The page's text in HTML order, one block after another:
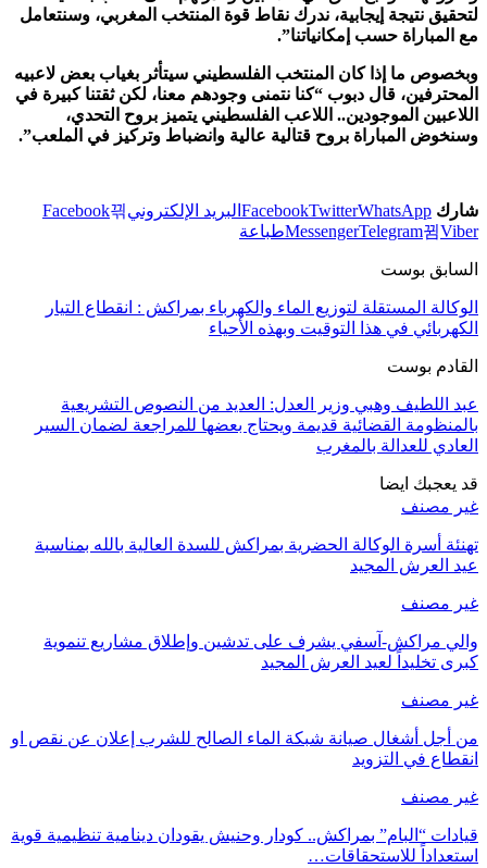
لتحقيق نتيجة إيجابية، ندرك نقاط قوة المنتخب المغربي، وسنتعامل
مع المباراة حسب إمكانياتنا”.
وبخصوص ما إذا كان المنتخب الفلسطيني سيتأثر بغياب بعض لاعبيه
المحترفين، قال دبوب “كنا نتمنى وجودهم معنا، لكن ثقتنا كبيرة في
اللاعبين الموجودين.. اللاعب الفلسطيني يتميز بروح التحدي،
وسنخوض المباراة بروح قتالية عالية وانضباط وتركيز في الملعب”.
شارك FacebookTwitterWhatsApp البريد الإلكتروني
Facebook
MessengerTelegram Viber طباعة
السابق بوست
الوكالة المستقلة لتوزيع الماء والكهرباء بمراكش : انقطاع التيار
الكهربائي في هذا التوقيت وبهذه الأحياء
القادم بوست
عبد اللطيف وهبي وزير العدل: العديد من النصوص التشريعية
بالمنظومة القضائية قديمة ويحتاج بعضها للمراجعة لضمان السير
العادي للعدالة بالمغرب
قد يعجبك ايضا
غير مصنف
تهنئة أسرة الوكالة الحضرية بمراكش للسدة العالية بالله بمناسبة
عيد العرش المجيد
غير مصنف
والي مراكش-آسفي يشرف على تدشين وإطلاق مشاريع تنموية
كبرى تخليداً لعيد العرش المجيد
غير مصنف
من أجل أشغال صيانة شبكة الماء الصالح للشرب إعلان عن نقص او
انقطاع في التزويد
غير مصنف
قيادات “البام” بمراكش.. كودار وحنيش يقودان دينامية تنظيمية قوية
استعداداً للاستحقاقات…